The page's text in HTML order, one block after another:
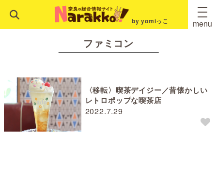
by yomiっこ menu
ファミコン
2022.7.29
〈移転〉喫茶デイジー／昔懐かしい
レトロポップな喫茶店